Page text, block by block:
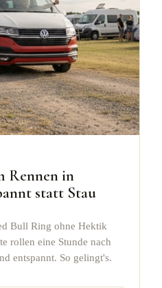
Rennen in
statt Stau
Bull Ring ohne Hektik
rollen eine Stunde nach
entspannt. So gelingt's.